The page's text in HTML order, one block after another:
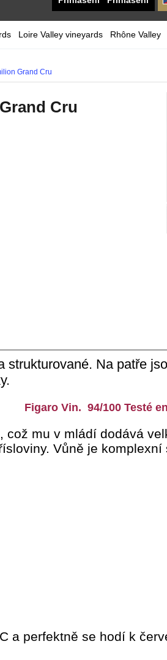
Loire Valley vineyards Rhône Valley
Grand Cru
Cru
Na patře
Figaro Vin. 94/100 Testé
mu v mládí dodává
Vůně je
a perfektně se hodí k